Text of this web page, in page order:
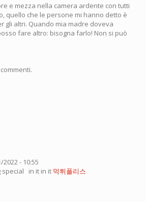
e mezza nella camera ardente con tutti
quello che le persone mi hanno detto è
gli altri. Quando mia madre doveva
fare altro: bisogna farlo! Non si può
- 10:55
special in it in it 먹튀폴리스